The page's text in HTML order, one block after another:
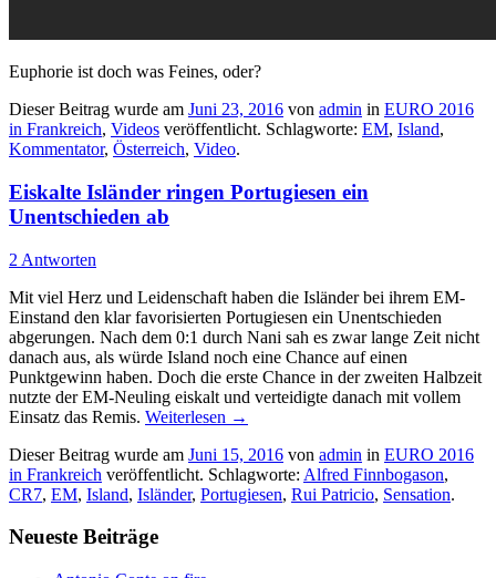
Euphorie ist doch was Feines, oder?
Dieser Beitrag wurde am Juni 23, 2016 von admin in EURO 2016
in Frankreich, Videos veröffentlicht. Schlagworte: EM, Island,
Kommentator, Österreich, Video.
Eiskalte Isländer ringen Portugiesen ein
Unentschieden ab
2 Antworten
Mit viel Herz und Leidenschaft haben die Isländer bei ihrem EM-
Einstand den klar favorisierten Portugiesen ein Unentschieden
abgerungen. Nach dem 0:1 durch Nani sah es zwar lange Zeit nicht
danach aus, als würde Island noch eine Chance auf einen
Punktgewinn haben. Doch die erste Chance in der zweiten Halbzeit
nutzte der EM-Neuling eiskalt und verteidigte danach mit vollem
Einsatz das Remis. Weiterlesen →
Dieser Beitrag wurde am Juni 15, 2016 von admin in EURO 2016
in Frankreich veröffentlicht. Schlagworte: Alfred Finnbogason,
CR7, EM, Island, Isländer, Portugiesen, Rui Patricio, Sensation.
Neueste Beiträge